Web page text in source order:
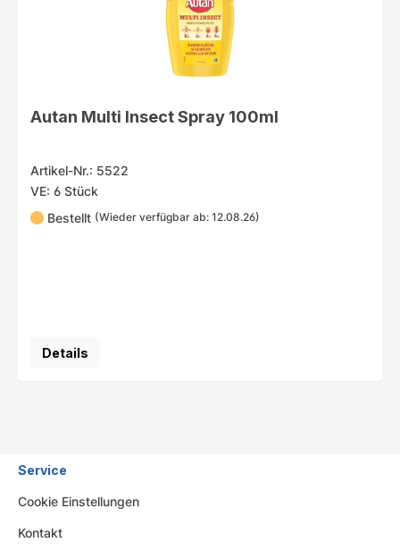
Autan Multi Insect Spray 100ml
Artikel-Nr.: 5522
VE: 6 Stück
Bestellt (Wieder verfügbar ab: 12.08.26)
Details
Service
Cookie Einstellungen
Kontakt